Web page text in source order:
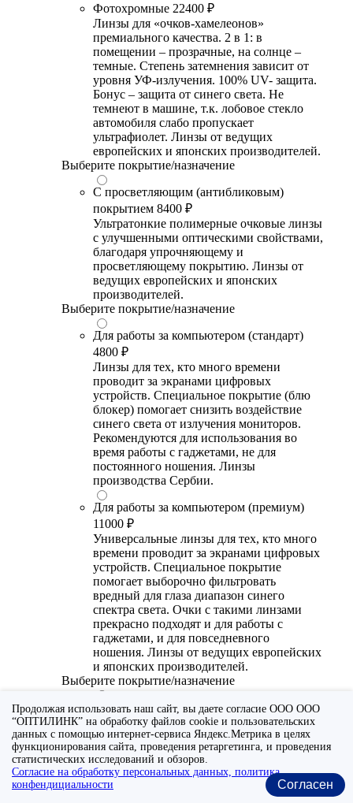
Фотохромные 22400 ₽
Линзы для «очков-хамелеонов»
премиального качества. 2 в 1: в
помещении – прозрачные, на солнце –
темные. Степень затемнения зависит от
уровня УФ-излучения. 100% UV- защита.
Бонус – защита от синего света. Не
темнеют в машине, т.к. лобовое стекло
автомобиля слабо пропускает
ультрафиолет. Линзы от ведущих
европейских и японских производителей.
Выберите покрытие/назначение
С просветляющим (антибликовым)
покрытием 8400 ₽
Ультратонкие полимерные очковые линзы
с улучшенными оптическими свойствами,
благодаря упрочняющему и
просветляющему покрытию. Линзы от
ведущих европейских и японских
производителей.
Выберите покрытие/назначение
Для работы за компьютером (стандарт)
4800 ₽
Линзы для тех, кто много времени
проводит за экранами цифровых
устройств. Специальное покрытие (блю
блокер) помогает снизить воздействие
синего света от излучения мониторов.
Рекомендуются для использования во
время работы с гаджетами, не для
постоянного ношения. Линзы
производства Сербии.
Для работы за компьютером (премиум)
11000 ₽
Универсальные линзы для тех, кто много
времени проводит за экранами цифровых
устройств. Специальное покрытие
помогает выборочно фильтровать
вредный для глаза диапазон синего
спектра света. Очки с такими линзами
прекрасно подходят и для работы с
гаджетами, и для повседневного
ношения. Линзы от ведущих европейских
и японских производителей.
Выберите покрытие/назначение
Для работы за компьютером (стандарт)
6700 ₽
Утонченные линзы для тех, кто много
времени проводит за экранами цифровых
устройств. Специальное покрытие (блю
блокер) помогает снизить воздействие
синего света от излучения мониторов.
Продолжая использовать наш сайт, вы даете согласие ООО ООО
“ОПТИЛИНК” на обработку файлов cookie и пользовательских
данных с помощью интернет-сервиса Яндекс.Метрика в целях
функционирования сайта, проведения ретаргетинга, и проведения
статистических исследований и обзоров.
Согласие на обработку персональных данных, политика
конфендициальности
Согласен